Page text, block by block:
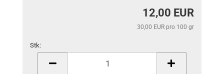
12,00 EUR
30,00 EUR pro 100 gr
Stk: